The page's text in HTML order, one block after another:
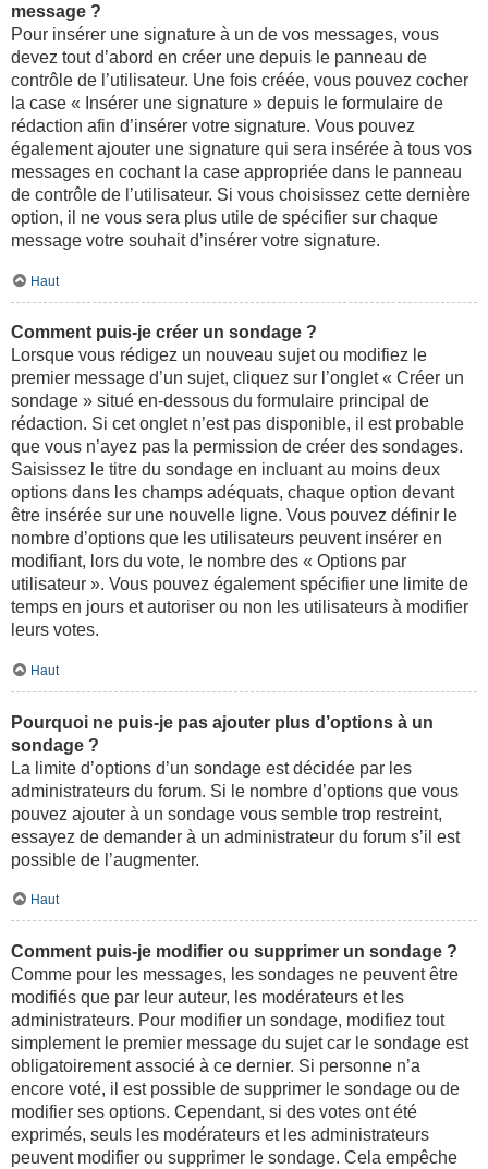
message ?
Pour insérer une signature à un de vos messages, vous
devez tout d’abord en créer une depuis le panneau de
contrôle de l’utilisateur. Une fois créée, vous pouvez cocher
la case « Insérer une signature » depuis le formulaire de
rédaction afin d’insérer votre signature. Vous pouvez
également ajouter une signature qui sera insérée à tous vos
messages en cochant la case appropriée dans le panneau
de contrôle de l’utilisateur. Si vous choisissez cette dernière
option, il ne vous sera plus utile de spécifier sur chaque
message votre souhait d’insérer votre signature.
Haut
Comment puis-je créer un sondage ?
Lorsque vous rédigez un nouveau sujet ou modifiez le
premier message d’un sujet, cliquez sur l’onglet « Créer un
sondage » situé en-dessous du formulaire principal de
rédaction. Si cet onglet n’est pas disponible, il est probable
que vous n’ayez pas la permission de créer des sondages.
Saisissez le titre du sondage en incluant au moins deux
options dans les champs adéquats, chaque option devant
être insérée sur une nouvelle ligne. Vous pouvez définir le
nombre d’options que les utilisateurs peuvent insérer en
modifiant, lors du vote, le nombre des « Options par
utilisateur ». Vous pouvez également spécifier une limite de
temps en jours et autoriser ou non les utilisateurs à modifier
leurs votes.
Haut
Pourquoi ne puis-je pas ajouter plus d’options à un
sondage ?
La limite d’options d’un sondage est décidée par les
administrateurs du forum. Si le nombre d’options que vous
pouvez ajouter à un sondage vous semble trop restreint,
essayez de demander à un administrateur du forum s’il est
possible de l’augmenter.
Haut
Comment puis-je modifier ou supprimer un sondage ?
Comme pour les messages, les sondages ne peuvent être
modifiés que par leur auteur, les modérateurs et les
administrateurs. Pour modifier un sondage, modifiez tout
simplement le premier message du sujet car le sondage est
obligatoirement associé à ce dernier. Si personne n’a
encore voté, il est possible de supprimer le sondage ou de
modifier ses options. Cependant, si des votes ont été
exprimés, seuls les modérateurs et les administrateurs
peuvent modifier ou supprimer le sondage. Cela empêche